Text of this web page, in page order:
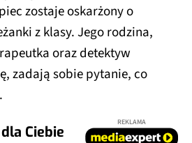
zostaje oskarżony o
z klasy. Jego rodzina,
oraz detektyw
zadają sobie pytanie, co
Ciebie
REKLAMA